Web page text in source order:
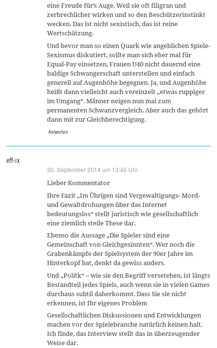
eine Freude für’s Auge. Weil sie oft filigran und
zerbrechlicher wirken und so den Beschützerinstinkt
wecken. Das ist nicht sexistisch, das ist reine
Wertschätzung.
Und bevor man so einen Quark wie angeblichen Spiele-
Sexismus diskutiert, sollte man sich eher mal für
Equal-Pay einsetzen, Frauen U40 nicht dauernd eine
baldige Schwangerschaft unterstellen und einfach
generell auf Augenhöhe begegnen. Ja, und Augenhöhe
heißt dann vielleicht auch vereinzelt „etwas ruppiger
im Umgang“. Männer neigen nun mal zum
permanenten Schwanzvergleich. Aber auch das gehört
dann mit zur Gleichberechtigung.
Antworten
eff-ix
30. September 2014 um 13:45 Uhr
Lieber Kommentator
Ihre Fazit „Im Übrigen sind Vergewaltigungs- Mord-
und Gewaltdrohungen über das Internet
bedeutungslos“ stellt juristisch wie gesellschaftlich
eine ziemlich steile These dar.
Ebenso die Aussage „Die Spieler sind eine
Gemeinschaft von Gleichgesinnten“. Wer noch die
Grabenkämpfe der Spielsystem der 90er Jahre im
Hinterkopf hat, denkt da gewiss anders.
Und „Politk“ – wie sie den Begriff versetehen, ist längts
Bestandteil jedes Spiels, auch wenn sie in vielen Games
durchaus subtil daherkommt. Dass Sie sie nicht
erkennen, ist Ihr eigenes Problem
Gesellschaftlichen Diskussionen und Entwicklungen
machen vor der Spielebranche natürlich keinen halt.
Ich finde, das Interview stellt das in überzeugender
Weise dar.